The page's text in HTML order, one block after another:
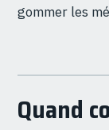
gommer les
Quand